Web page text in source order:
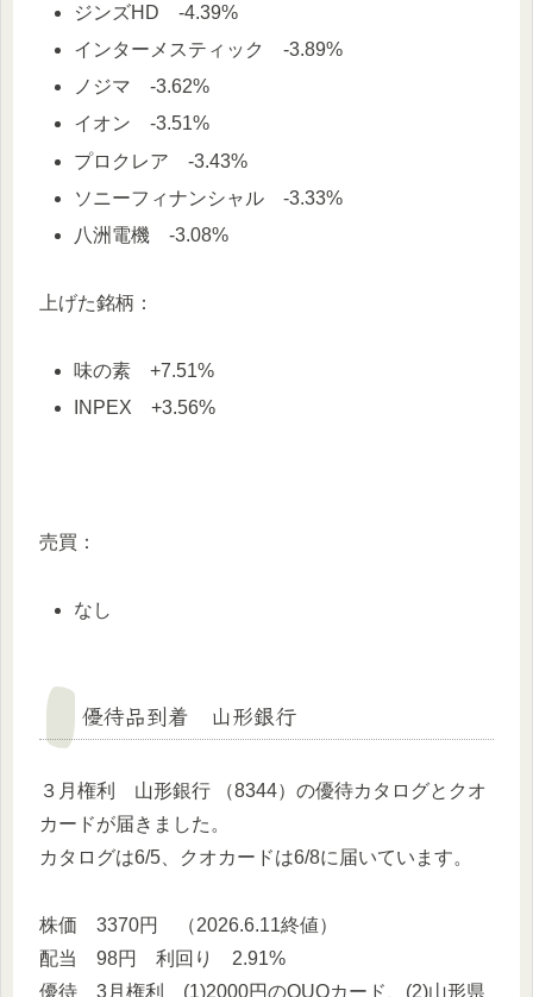
ジンズHD -4.39%
インターメスティック -3.89%
ノジマ -3.62%
イオン -3.51%
プロクレア -3.43%
ソニーフィナンシャル -3.33%
八洲電機 -3.08%
上げた銘柄：
味の素 +7.51%
INPEX +3.56%
売買：
なし
優待品到着 山形銀行
３月権利 山形銀行 （8344）の優待カタログとクオ
カードが届きました。
カタログは6/5、クオカードは6/8に届いています。
株価 3370円 （2026.6.11終値）
配当 98円 利回り 2.91%
優待 3月権利 (1)2000円のQUOカード、(2)山形県